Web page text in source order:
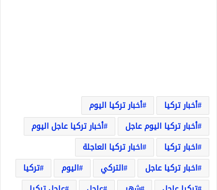
أخبار تركيا
أخبار تركيا اليوم
أخبار تركيا اليوم عاجل
أخبار تركيا عاجل اليوم
اخبار تركيا
اخبار تركيا العاجلة
اخبار تركيا عاجل
التركي اليوم
تركيا